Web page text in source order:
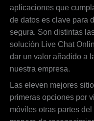
aplicaciones que
de datos es clave para
segura. Son distintas
solución Live Chat
dar un valor añadido a
nuestra empresa.
Las eleven mejores
primeras opciones por
móviles otras partes